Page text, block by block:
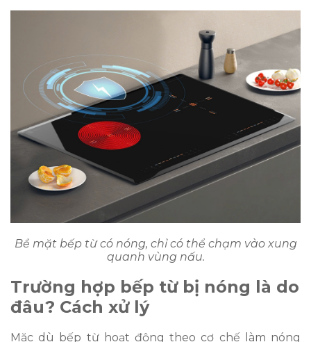
Bề mặt bếp từ có nóng, chỉ có thể chạm vào xung
quanh vùng nấu.
Trường hợp bếp từ bị nóng là do
đâu? Cách xử lý
Mặc dù bếp từ hoạt động theo cơ chế làm nóng